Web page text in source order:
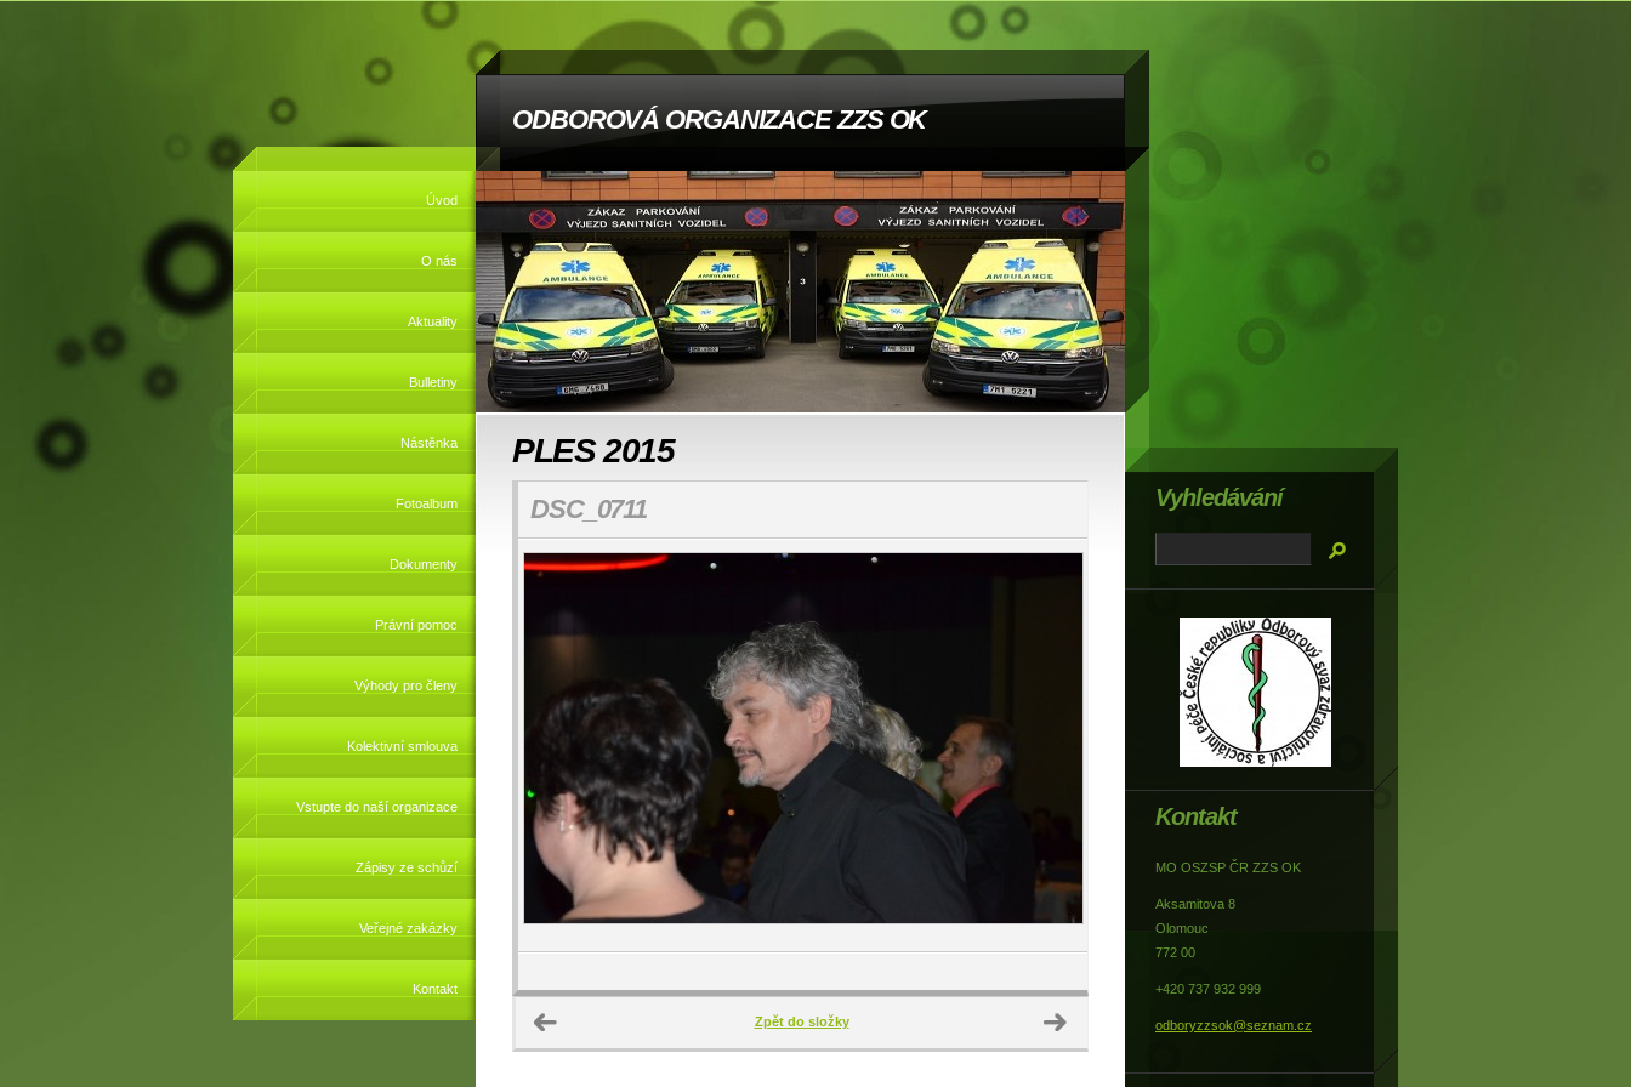
ODBOROVÁ ORGANIZACE ZZS OK
Úvod
O nás
Aktuality
Bulletiny
Nástěnka
Fotoalbum
Dokumenty
Právní pomoc
Výhody pro členy
Kolektivní smlouva
Vstupte do naší organizace
Zápisy ze schůzí
Veřejné zakázky
Kontakt
PLES 2015
DSC_0711
Zpět do složky
Kontakt
MO OSZSP ČR ZZS OK
Aksamitova 8
Olomouc
772 00
+420 737 932 999
odboryzzsok@seznam.cz
Vyhledávání